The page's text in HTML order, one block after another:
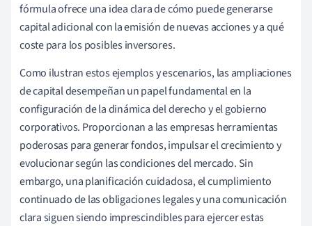
fórmula ofrece una idea clara de cómo puede generarse
capital adicional con la emisión de nuevas acciones y a qué
coste para los posibles inversores.
Como ilustran estos ejemplos y escenarios, las ampliaciones
de capital desempeñan un papel fundamental en la
configuración de la dinámica del derecho y el gobierno
corporativos. Proporcionan a las empresas herramientas
poderosas para generar fondos, impulsar el crecimiento y
evolucionar según las condiciones del mercado. Sin
embargo, una planificación cuidadosa, el cumplimiento
continuado de las obligaciones legales y una comunicación
clara siguen siendo imprescindibles para ejercer estas